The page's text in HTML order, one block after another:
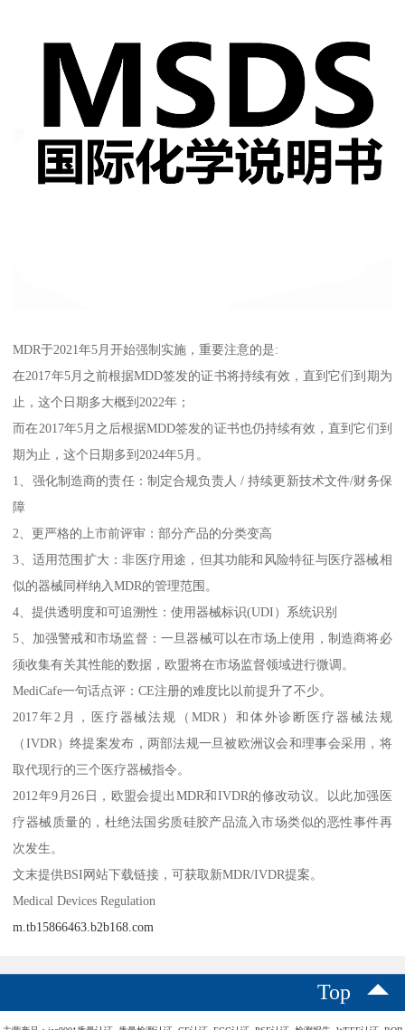
MDR于2021年5月开始强制实施，重要注意的是:
在2017年5月之前根据MDD签发的证书将持续有效，直到它们到期为
止，这个日期多大概到2022年；
而在2017年5月之后根据MDD签发的证书也仍持续有效，直到它们到
期为止，这个日期多到2024年5月。
1、强化制造商的责任：制定合规负责人 / 持续更新技术文件/财务保
障
2、更严格的上市前评审：部分产品的分类变高
3、适用范围扩大：非医疗用途，但其功能和风险特征与医疗器械相
似的器械同样纳入MDR的管理范围。
4、提供透明度和可追溯性：使用器械标识(UDI）系统识别
5、加强警戒和市场监督：一旦器械可以在市场上使用，制造商将必
须收集有关其性能的数据，欧盟将在市场监督领域进行微调。
MediCafe一句话点评：CE注册的难度比以前提升了不少。
2017年2月，医疗器械法规（MDR）和体外诊断医疗器械法规
（IVDR）终提案发布，两部法规一旦被欧洲议会和理事会采用，将
取代现行的三个医疗器械指令。
2012年9月26日，欧盟会提出MDR和IVDR的修改动议。以此加强医
疗器械质量的，杜绝法国劣质硅胶产品流入市场类似的恶性事件再
次发生。
文末提供BSI网站下载链接，可获取新MDR/IVDR提案。
Medical Devices Regulation
m.tb15866463.b2b168.com
Top